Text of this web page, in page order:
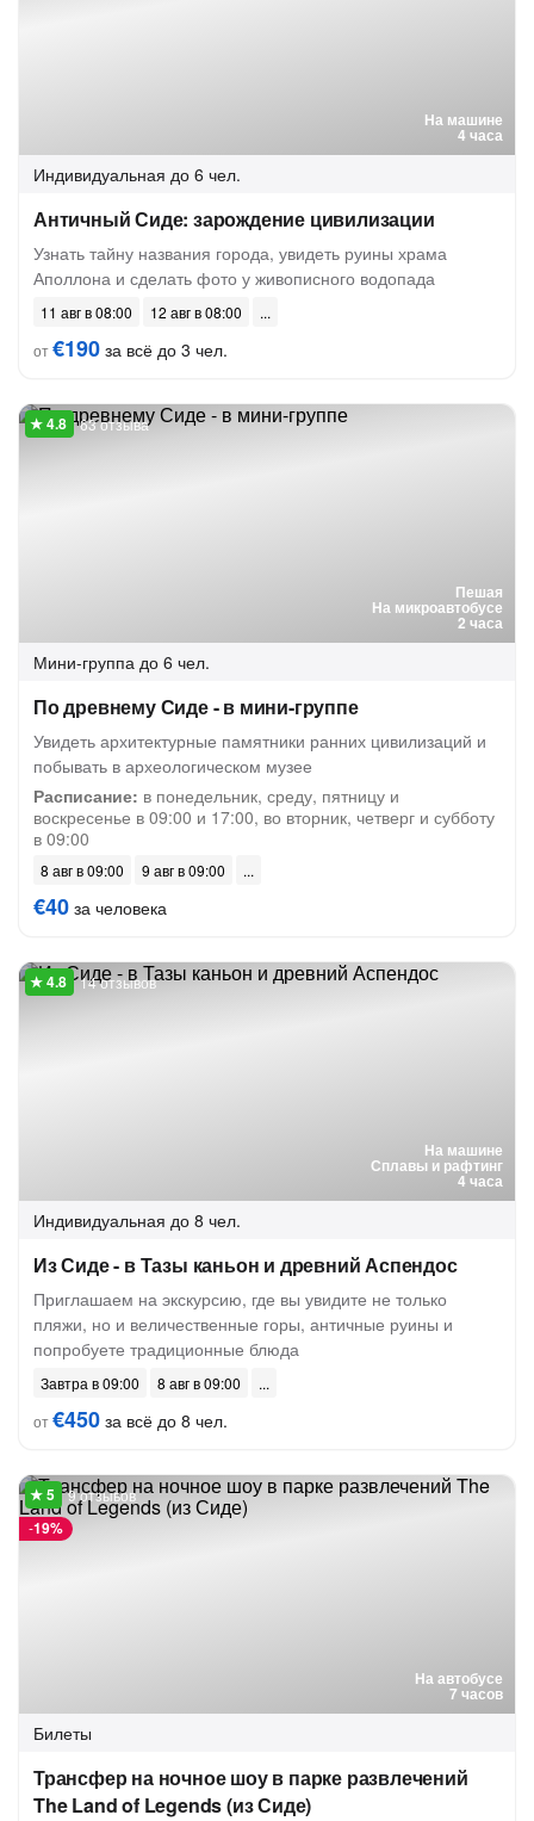
На машине
4 часа
Индивидуальная до 6 чел.
Античный Сиде: зарождение цивилизации
Узнать тайну названия города, увидеть руины храма
Аполлона и сделать фото у живописного водопада
11 авг в 08:00
12 авг в 08:00
от€190 за всё до 3 чел.
Пешая
На микроавтобусе
2 часа
63 отзыва
Мини-группа до 6 чел.
По древнему Сиде - в мини-группе
Увидеть архитектурные памятники ранних цивилизаций и
побывать в археологическом музее
Расписание: в понедельник, среду, пятницу и
воскресенье в 09:00 и 17:00, во вторник, четверг и субботу
в 09:00
8 авг в 09:00 9 авг в 09:00
€40 за человека
На машине
Сплавы и рафтинг
4 часа
14 отзывов
Индивидуальная до 8 чел.
Из Сиде - в Тазы каньон и древний Аспендос
Приглашаем на экскурсию, где вы увидите не только
пляжи, но и величественные горы, античные руины и
попробуете традиционные блюда
Завтра в 09:00
8 авг в 09:00
от€450 за всё до 8 чел.
На автобусе
7 часов
-19%
9 отзывов
Билеты
Трансфер на ночное шоу в парке развлечений
The Land of Legends (из Сиде)